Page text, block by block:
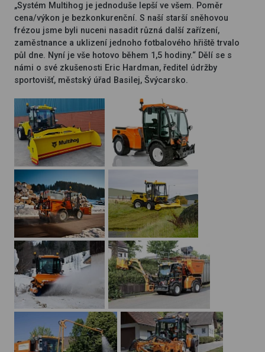
„Systém Multihog je jednoduše lepší ve všem. Poměr
cena/výkon je bezkonkurenční. S naší starší sněhovou
frézou jsme byli nuceni nasadit různá další zařízení,
zaměstnance a uklizení jednoho fotbalového hřiště trvalo
půl dne. Nyní je vše hotovo během 1,5 hodiny.“ Dělí se s
námi o své zkušenosti Eric Hardman, ředitel údržby
sportovišť, městský úřad Basilej, Švýcarsko.